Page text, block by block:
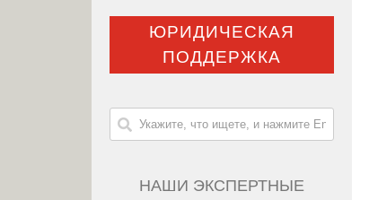
ЮРИДИЧЕСКАЯ
ПОДДЕРЖКА
НАШИ ЭКСПЕРТНЫЕ